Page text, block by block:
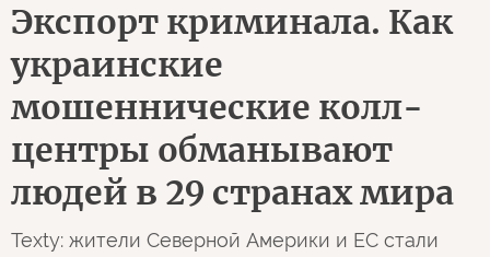
Экспорт криминала. Как
украинские
мошеннические колл-
центры обманывают
людей в 29 странах мира
Texty: жители Северной Америки и ЕС стали